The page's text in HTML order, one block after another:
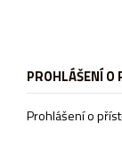
PROHLÁŠENÍ
Prohlášení o